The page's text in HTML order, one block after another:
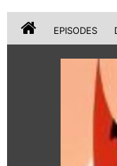
EPISODES